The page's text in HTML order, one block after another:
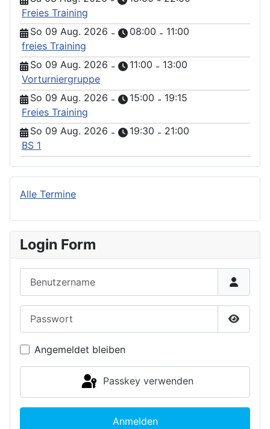
Freies Training
So 09 Aug. 2026 - 08:00 - 11:00
freies Training
So 09 Aug. 2026 - 11:00 - 13:00
Vorturniergruppe
So 09 Aug. 2026 - 15:00 - 19:15
Freies Training
So 09 Aug. 2026 - 19:30 - 21:00
BS 1
Alle Termine
Login Form
Angemeldet bleiben
Passkey verwenden
Anmelden